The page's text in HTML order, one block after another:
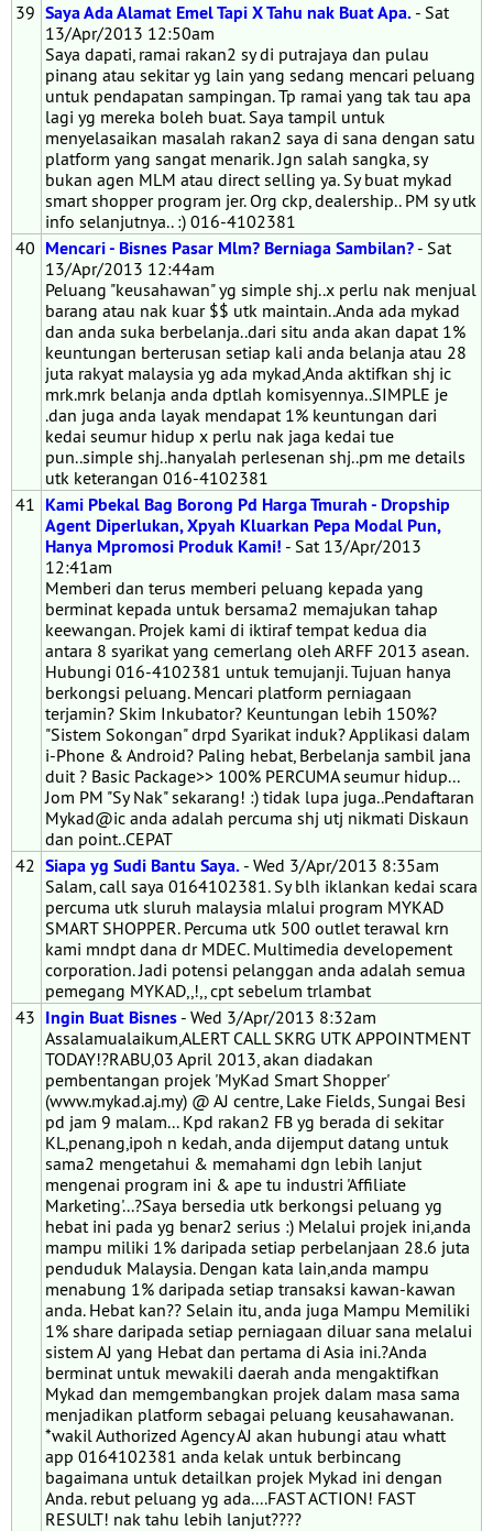
39 Saya Ada Alamat Emel Tapi X Tahu nak Buat Apa. - Sat
13/Apr/2013 12:50am
Saya dapati, ramai rakan2 sy di putrajaya dan pulau
pinang atau sekitar yg lain yang sedang mencari peluang
untuk pendapatan sampingan. Tp ramai yang tak tau apa
lagi yg mereka boleh buat. Saya tampil untuk
menyelasaikan masalah rakan2 saya di sana dengan satu
platform yang sangat menarik. Jgn salah sangka, sy
bukan agen MLM atau direct selling ya. Sy buat mykad
smart shopper program jer. Org ckp, dealership.. PM sy utk
info selanjutnya.. :) 016-4102381
40 Mencari - Bisnes Pasar Mlm? Berniaga Sambilan? - Sat
13/Apr/2013 12:44am
Peluang "keusahawan" yg simple shj..x perlu nak menjual
barang atau nak kuar $$ utk maintain..Anda ada mykad
dan anda suka berbelanja..dari situ anda akan dapat 1%
keuntungan berterusan setiap kali anda belanja atau 28
juta rakyat malaysia yg ada mykad,Anda aktifkan shj ic
mrk.mrk belanja anda dptlah komisyennya..SIMPLE je
.dan juga anda layak mendapat 1% keuntungan dari
kedai seumur hidup x perlu nak jaga kedai tue
pun..simple shj..hanyalah perlesenan shj..pm me details
utk keterangan 016-4102381
41 Kami Pbekal Bag Borong Pd Harga Tmurah - Dropship
Agent Diperlukan, Xpyah Kluarkan Pepa Modal Pun,
Hanya Mpromosi Produk Kami! - Sat 13/Apr/2013
12:41am
Memberi dan terus memberi peluang kepada yang
berminat kepada untuk bersama2 memajukan tahap
keewangan. Projek kami di iktiraf tempat kedua dia
antara 8 syarikat yang cemerlang oleh ARFF 2013 asean.
Hubungi 016-4102381 untuk temujanji. Tujuan hanya
berkongsi peluang. Mencari platform perniagaan
terjamin? Skim Inkubator? Keuntungan lebih 150%?
"Sistem Sokongan" drpd Syarikat induk? Applikasi dalam
i-Phone & Android? Paling hebat, Berbelanja sambil jana
duit ? Basic Package>> 100% PERCUMA seumur hidup...
Jom PM "Sy Nak" sekarang! :) tidak lupa juga..Pendaftaran
Mykad@ic anda adalah percuma shj utj nikmati Diskaun
dan point..CEPAT
42 Siapa yg Sudi Bantu Saya. - Wed 3/Apr/2013 8:35am
Salam, call saya 0164102381. Sy blh iklankan kedai scara
percuma utk sluruh malaysia mlalui program MYKAD
SMART SHOPPER. Percuma utk 500 outlet terawal krn
kami mndpt dana dr MDEC. Multimedia developement
corporation. Jadi potensi pelanggan anda adalah semua
pemegang MYKAD,,!,, cpt sebelum trlambat
43 Ingin Buat Bisnes - Wed 3/Apr/2013 8:32am
Assalamualaikum,ALERT CALL SKRG UTK APPOINTMENT
TODAY!?RABU,03 April 2013, akan diadakan
pembentangan projek 'MyKad Smart Shopper'
(www.mykad.aj.my) @ AJ centre, Lake Fields, Sungai Besi
pd jam 9 malam... Kpd rakan2 FB yg berada di sekitar
KL,penang,ipoh n kedah, anda dijemput datang untuk
sama2 mengetahui & memahami dgn lebih lanjut
mengenai program ini & ape tu industri 'Affiliate
Marketing'...?Saya bersedia utk berkongsi peluang yg
hebat ini pada yg benar2 serius :) Melalui projek ini,anda
mampu miliki 1% daripada setiap perbelanjaan 28.6 juta
penduduk Malaysia. Dengan kata lain,anda mampu
menabung 1% daripada setiap transaksi kawan-kawan
anda. Hebat kan?? Selain itu, anda juga Mampu Memiliki
1% share daripada setiap perniagaan diluar sana melalui
sistem AJ yang Hebat dan pertama di Asia ini.?Anda
berminat untuk mewakili daerah anda mengaktifkan
Mykad dan memgembangkan projek dalam masa sama
menjadikan platform sebagai peluang keusahawanan.
*wakil Authorized Agency AJ akan hubungi atau whatt
app 0164102381 anda kelak untuk berbincang
bagaimana untuk detailkan projek Mykad ini dengan
Anda. rebut peluang yg ada....FAST ACTION! FAST
RESULT! nak tahu lebih lanjut????